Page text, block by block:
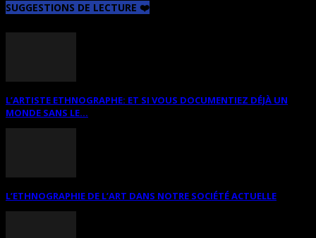
SUGGESTIONS DE LECTURE ❤️
L’ARTISTE ETHNOGRAPHE: ET SI VOUS DOCUMENTIEZ DÉJÀ UN
MONDE SANS LE...
L’ETHNOGRAPHIE DE L’ART DANS NOTRE SOCIÉTÉ ACTUELLE